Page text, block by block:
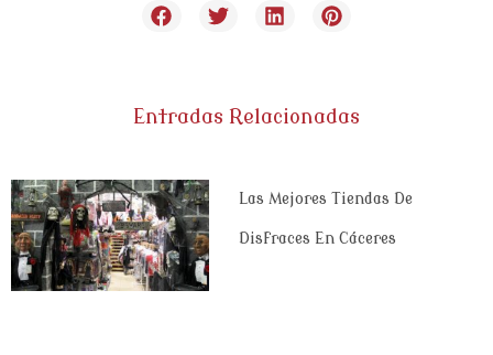
Entradas Relacionadas
Las Mejores Tiendas De
Disfraces En Cáceres